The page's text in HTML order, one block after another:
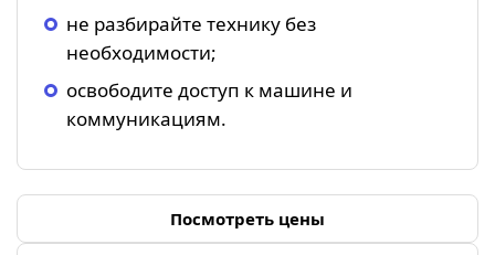
не разбирайте технику без
необходимости;
освободите доступ к машине и
коммуникациям.
Посмотреть цены